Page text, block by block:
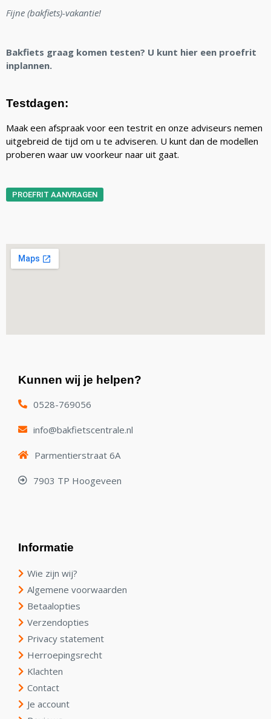
Fijne (bakfiets)-vakantie!
Bakfiets graag komen testen? U kunt hier een proefrit
inplannen.
Testdagen:
Maak een afspraak voor een testrit en onze adviseurs nemen
uitgebreid de tijd om u te adviseren. U kunt dan de modellen
proberen waar uw voorkeur naar uit gaat.
PROEFRIT AANVRAGEN
Kunnen wij je helpen?
0528-769056
info@bakfietscentrale.nl
Parmentierstraat 6A
7903 TP Hoogeveen
Informatie
Wie zijn wij?
Algemene voorwaarden
Betaalopties
Verzendopties
Privacy statement
Herroepingsrecht
Klachten
Contact
Je account